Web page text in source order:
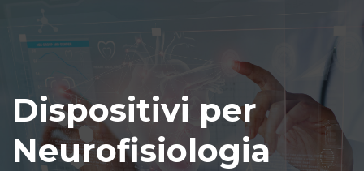
Dispositivi per
Neurofisiologia